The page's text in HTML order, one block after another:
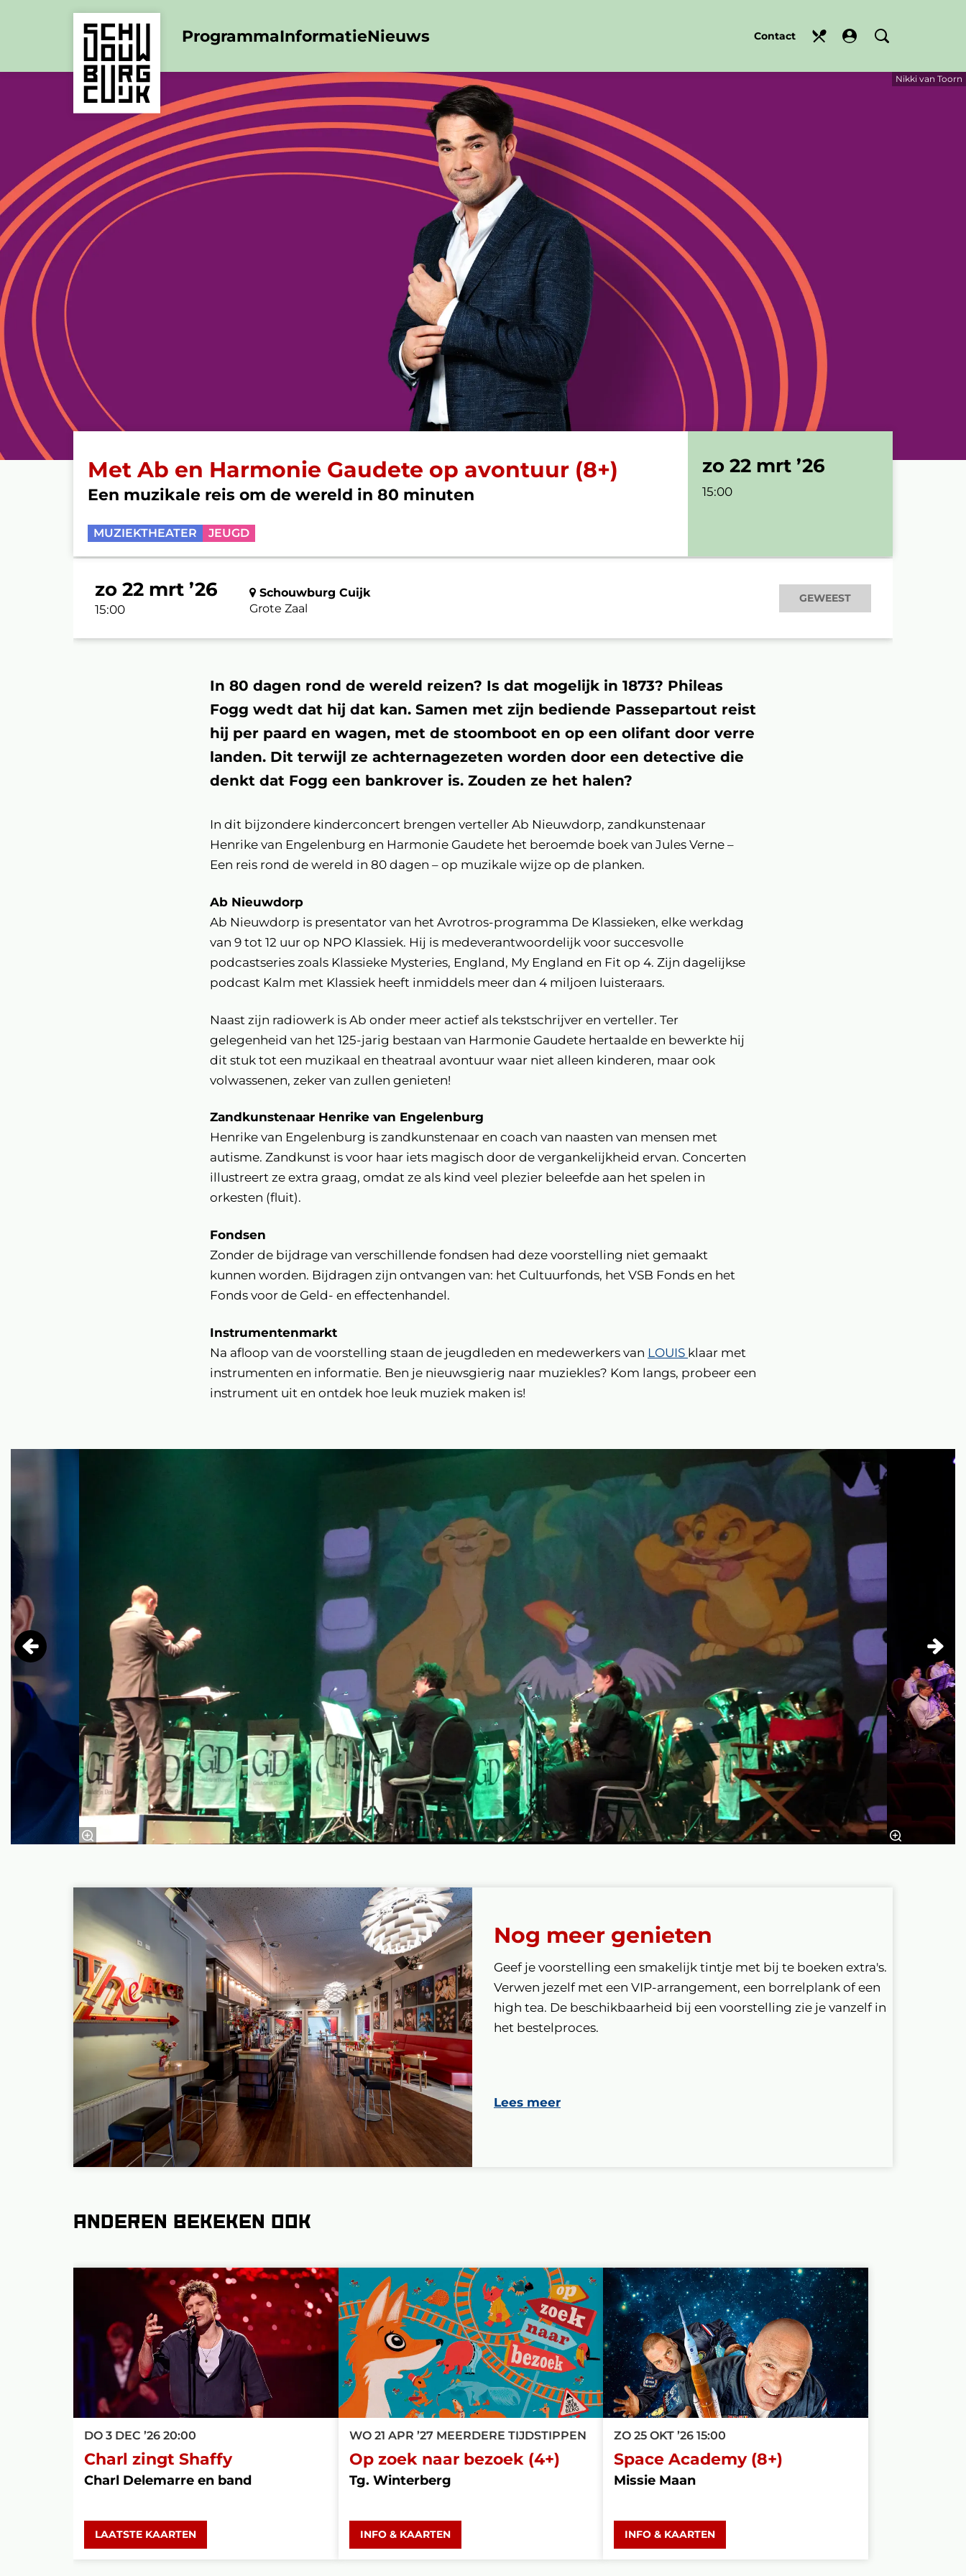
ProgrammaInformatieNieuws Contact
Nikki van Toorn
Met Ab en Harmonie Gaudete op avontuur (8+)
Een muzikale reis om de wereld in 80 minuten
MUZIEKTHEATER JEUGD
zo 22 mrt ’26
15:00
zo 22 mrt ’26
15:00
Schouwburg Cuijk
Grote Zaal
GEWEEST
In 80 dagen rond de wereld reizen? Is dat mogelijk in 1873? Phileas
Fogg wedt dat hij dat kan. Samen met zijn bediende Passepartout reist
hij per paard en wagen, met de stoomboot en op een olifant door verre
landen. Dit terwijl ze achternagezeten worden door een detective die
denkt dat Fogg een bankrover is. Zouden ze het halen?
In dit bijzondere kinderconcert brengen verteller Ab Nieuwdorp, zandkunstenaar
Henrike van Engelenburg en Harmonie Gaudete het beroemde boek van Jules Verne –
Een reis rond de wereld in 80 dagen – op muzikale wijze op de planken.
Ab Nieuwdorp
Ab Nieuwdorp is presentator van het Avrotros-programma De Klassieken, elke werkdag
van 9 tot 12 uur op NPO Klassiek. Hij is medeverantwoordelijk voor succesvolle
podcastseries zoals Klassieke Mysteries, England, My England en Fit op 4. Zijn dagelijkse
podcast Kalm met Klassiek heeft inmiddels meer dan 4 miljoen luisteraars.
Naast zijn radiowerk is Ab onder meer actief als tekstschrijver en verteller. Ter
gelegenheid van het 125-jarig bestaan van Harmonie Gaudete hertaalde en bewerkte hij
dit stuk tot een muzikaal en theatraal avontuur waar niet alleen kinderen, maar ook
volwassenen, zeker van zullen genieten!
Zandkunstenaar Henrike van Engelenburg
Henrike van Engelenburg is zandkunstenaar en coach van naasten van mensen met
autisme. Zandkunst is voor haar iets magisch door de vergankelijkheid ervan. Concerten
illustreert ze extra graag, omdat ze als kind veel plezier beleefde aan het spelen in
orkesten (fluit).
Fondsen
Zonder de bijdrage van verschillende fondsen had deze voorstelling niet gemaakt
kunnen worden. Bijdragen zijn ontvangen van: het Cultuurfonds, het VSB Fonds en het
Fonds voor de Geld- en effectenhandel.
Instrumentenmarkt
Na afloop van de voorstelling staan de jeugdleden en medewerkers van LOUIS klaar met
instrumenten en informatie. Ben je nieuwsgierig naar muziekles? Kom langs, probeer een
instrument uit en ontdek hoe leuk muziek maken is!
Inzoomen
Nog meer genieten
Geef je voorstelling een smakelijk tintje met bij te boeken extra's.
Verwen jezelf met een VIP-arrangement, een borrelplank of een
high tea. De beschikbaarheid bij een voorstelling zie je vanzelf in
het bestelproces.
Lees meer
Anderen bekeken ook
Charl zingt Shaffy
Charl Delemarre en band
DO 3 DEC ’26 20:00
LAATSTE KAARTEN
Op zoek naar bezoek (4+)
Tg. Winterberg
WO 21 APR ’27 MEERDERE TIJDSTIPPEN
INFO & KAARTEN
Space Academy (8+)
Missie Maan
ZO 25 OKT ’2615:00
INFO & KAARTEN